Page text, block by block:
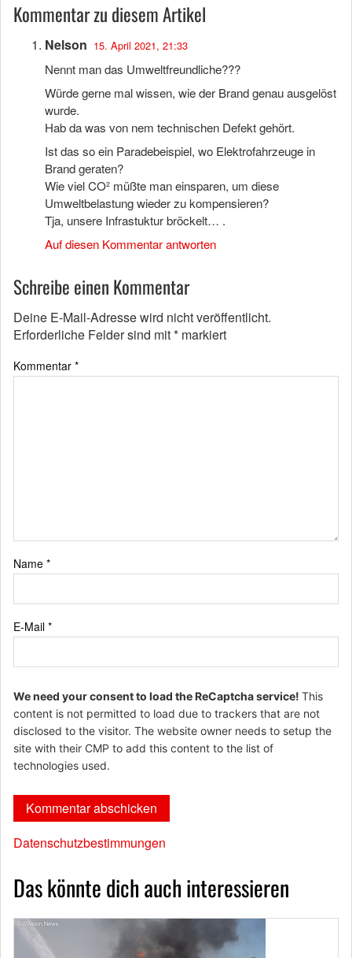
Kommentar zu diesem Artikel
Nelson 15. April 2021, 21:33
Nennt man das Umweltfreundliche???
Würde gerne mal wissen, wie der Brand genau ausgelöst
wurde.
Hab da was von nem technischen Defekt gehört.
Ist das so ein Paradebeispiel, wo Elektrofahrzeuge in
Brand geraten?
Wie viel CO² müßte man einsparen, um diese
Umweltbelastung wieder zu kompensieren?
Tja, unsere Infrastuktur bröckelt… .
Auf diesen Kommentar antworten
Schreibe einen Kommentar
Deine E-Mail-Adresse wird nicht veröffentlicht.
Erforderliche Felder sind mit* markiert
Kommentar *
Name *
E-Mail *
We need your consent to load the ReCaptcha service! This
content is not permitted to load due to trackers that are not
disclosed to the visitor. The website owner needs to setup the
site with their CMP to add this content to the list of
technologies used.
Datenschutzbestimmungen
Das könnte dich auch interessieren